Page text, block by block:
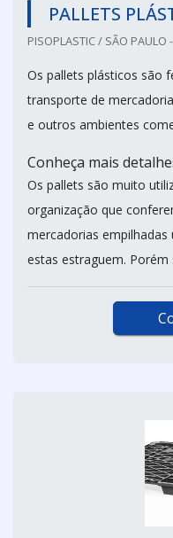
PALLETS
PISOPLASTIC / SÃO PAULO
Os pallets plásticos são
transporte de
e outros ambientes
Conheça mais
Os pallets são muito
organização que
mercadorias
estas estraguem. Porém